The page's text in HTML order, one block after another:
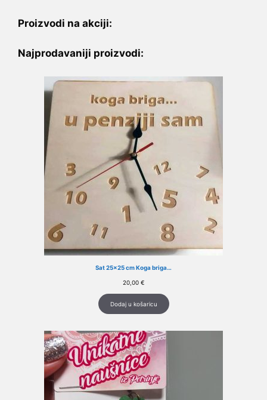
Proizvodi na akciji:
Najprodavaniji proizvodi:
Sat 25×25 cm Koga briga…
20,00 €
Dodaj u košaricu